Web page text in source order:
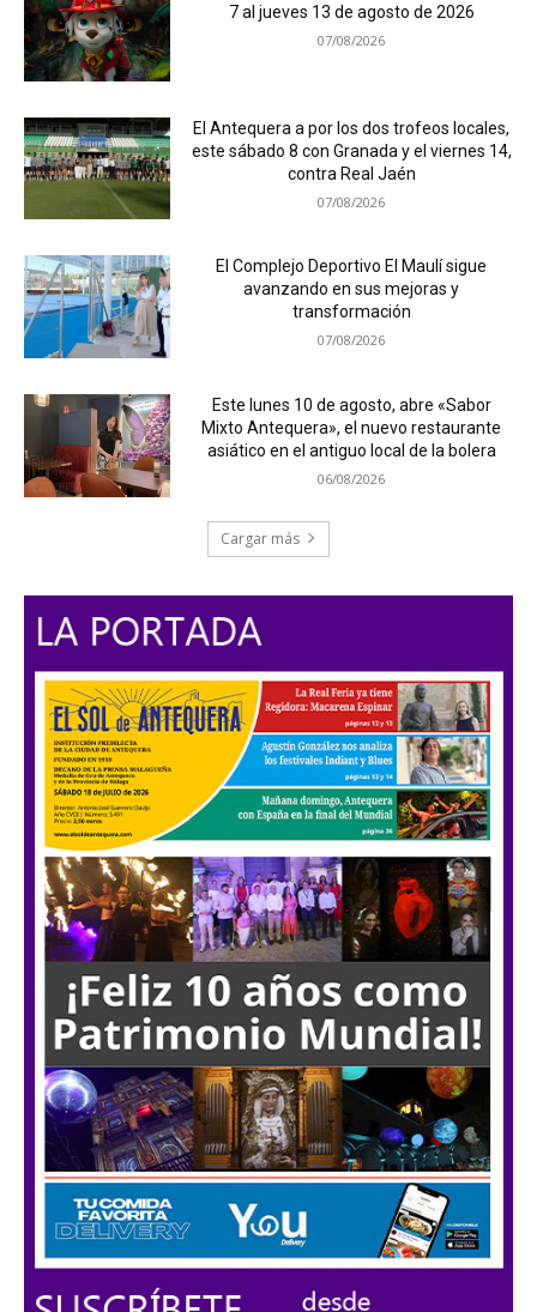
7 al jueves 13 de agosto de 2026
07/08/2026
El Antequera a por los dos trofeos locales,
este sábado 8 con Granada y el viernes 14,
contra Real Jaén
07/08/2026
El Complejo Deportivo El Maulí sigue
avanzando en sus mejoras y
transformación
07/08/2026
Este lunes 10 de agosto, abre «Sabor
Mixto Antequera», el nuevo restaurante
asiático en el antiguo local de la bolera
06/08/2026
Cargar más